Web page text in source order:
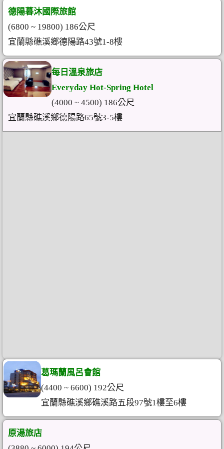
德陽暮沐國際旅館
(6800 ~ 19800) 186公尺
宜蘭縣礁溪鄉德陽路43號1-8樓
每日溫泉旅店
Everyday Hot-Spring Hotel
(4000 ~ 4500) 186公尺
宜蘭縣礁溪鄉德陽路65號3-5樓
葛瑪蘭風呂會館
(4400 ~ 6600) 192公尺
宜蘭縣礁溪鄉礁溪路五段97號1樓至6樓
原湯旅店